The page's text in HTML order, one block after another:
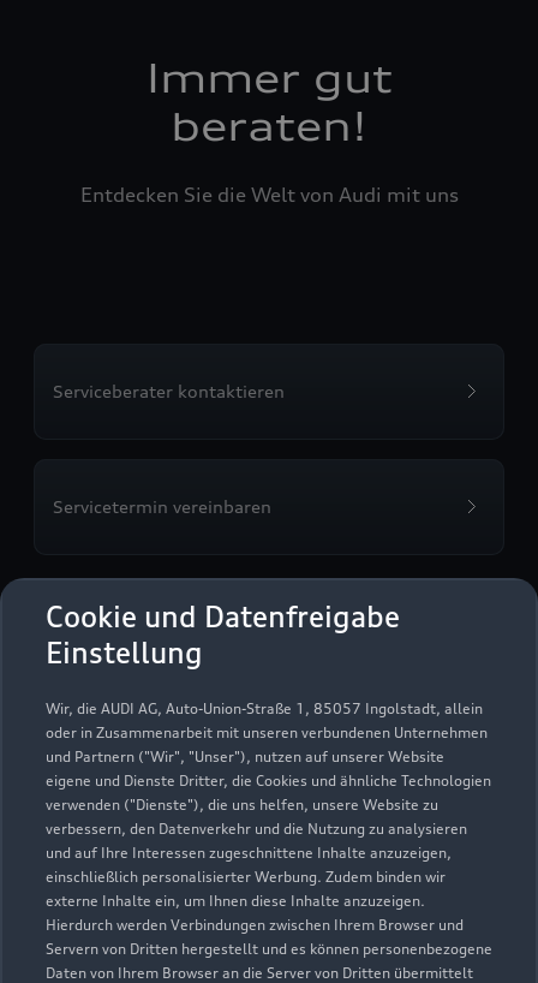
Cookie und Datenfreigabe
Einstellung
Wir, die AUDI AG, Auto-Union-Straße 1, 85057 Ingolstadt, allein
oder in Zusammenarbeit mit unseren verbundenen Unternehmen
und Partnern ("Wir", "Unser"), nutzen auf unserer Website
eigene und Dienste Dritter, die Cookies und ähnliche Technologien
verwenden ("Dienste"), die uns helfen, unsere Website zu
verbessern, den Datenverkehr und die Nutzung zu analysieren
und auf Ihre Interessen zugeschnittene Inhalte anzuzeigen,
einschließlich personalisierter Werbung. Zudem binden wir
externe Inhalte ein, um Ihnen diese Inhalte anzuzeigen.
Hierdurch werden Verbindungen zwischen Ihrem Browser und
Servern von Dritten hergestellt und es können personenbezogene
Daten von Ihrem Browser an die Server von Dritten übermittelt
Immer gut
beraten!
Entdecken Sie die Welt von Audi mit uns
Serviceberater kontaktieren
Servicetermin vereinbaren
Autohaus Köpf GmbH